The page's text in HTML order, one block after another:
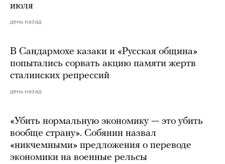
июля
день назад
В Сандармохе казаки и «Русская община»
попытались сорвать акцию памяти жертв
сталинских репрессий
день назад
«Убить нормальную экономику — это убить
вообще страну». Собянин назвал
«никчемными» предложения о переводе
экономики на военные рельсы